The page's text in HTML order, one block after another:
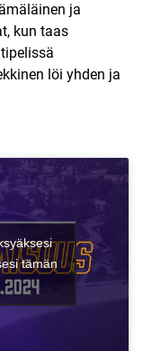
ja
kun taas
löi yhden ja
tämän